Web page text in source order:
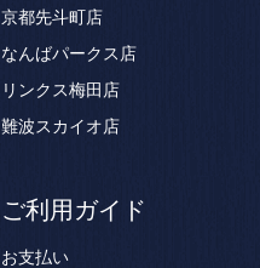
京都先斗町店
なんばパークス店
リンクス梅田店
難波スカイオ店
ご利用ガイド
お支払い